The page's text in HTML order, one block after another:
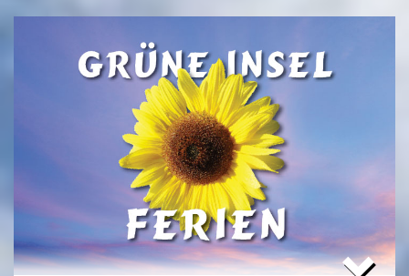
gepflegten Wiese im 'NationalparkCamp' mit
Selbstverpflegung, â€Ś inklusive KĂźhl- und Catering-
Support sowie abendlichem Brennholz fĂźr das
knisternde Lagerfeuer.
Zum stressfreien Kurzurlaub der Familie mit
Freundeskreis im idyllischen GrĂźn-Ambiente, mit
Naturabenteuern bei einer'Green Tour Lobau'
urigen 'Nationalpark Donau-Auen', mit romantischem
Sterngucken und Palavern am knisternden Lagerfeuer
â€Ś fehlt schlicht nur noch Ihre Buchung!
>
'Green Camp Weekend'